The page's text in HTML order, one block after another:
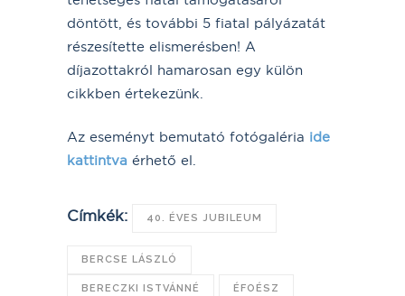
döntött, és további 5 fiatal pályázatát
részesítette elismerésben! A
díjazottakról hamarosan egy külön
cikkben értekezünk.
Az eseményt bemutató fotógaléria ide
kattintva érhető el.
Címkék: 40. ÉVES JUBILEUM
BERCSE LÁSZLÓ
BERECZKI ISTVÁNNÉ ÉFOÉSZ